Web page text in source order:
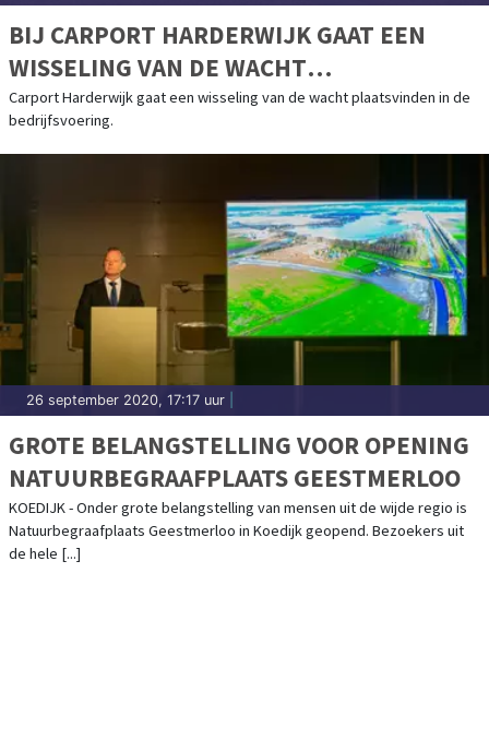
BIJ CARPORT HARDERWIJK GAAT EEN
WISSELING VAN DE WACHT
PLAATSVINDEN IN DE BEDRIJFSVOERING
Carport Harderwijk gaat een wisseling van de wacht plaatsvinden in de
bedrijfsvoering.
26 september 2020, 17:17 uur
GROTE BELANGSTELLING VOOR OPENING
NATUURBEGRAAFPLAATS GEESTMERLOO
KOEDIJK - Onder grote belangstelling van mensen uit de wijde regio is
Natuurbegraafplaats Geestmerloo in Koedijk geopend. Bezoekers uit
de hele [...]